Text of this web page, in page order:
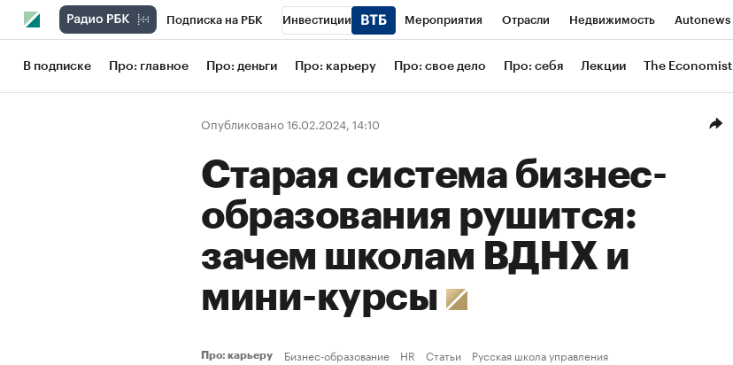
Подписка на РБК Инвестиции Мероприятия Отрасли Недвижимость Autonews
Школа управления РБК РБК Образование РБК Life Тренды Визионеры
Рынок наличной валюты
В подписке Про: главное Про: деньги Про: карьеру Про: свое дело Про: себя Лекции The Economist
Опубликовано 16.02.2024, 14:10
Старая система бизнес-
образования рушится:
зачем школам ВДНХ и
мини-курсы
Про: карьеру Бизнес-образование HR Статьи Русская школа управления